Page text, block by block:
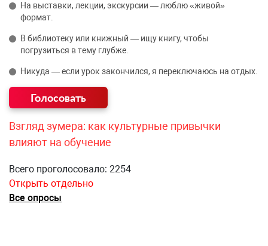
На выставки, лекции, экскурсии — люблю «живой»
формат.
В библиотеку или книжный — ищу книгу, чтобы
погрузиться в тему глубже.
Никуда — если урок закончился, я переключаюсь на отдых.
Взгляд зумера: как культурные привычки
влияют на обучение
Всего проголосовало: 2254
Открыть отдельно
Все опросы